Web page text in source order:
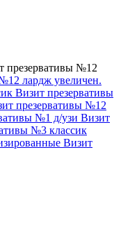
презервативы №12
лардж увеличен.
Визит презервативы
презервативы №12
№1 д/узи Визит
№3 классик
Визит